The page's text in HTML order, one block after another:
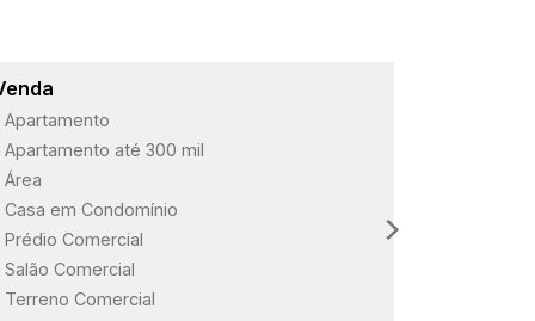
Apartamento
Apartamento até 300 mil
Área
Casa em Condomínio
Prédio Comercial
Salão Comercial
Terreno Comercial